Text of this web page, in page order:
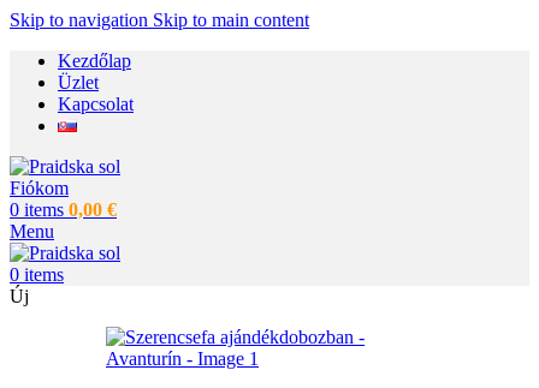
Skip to navigation Skip to main content
Kezdőlap
Üzlet
Kapcsolat
Fiókom
0 items 0,00 €
Menu
0 items
Új